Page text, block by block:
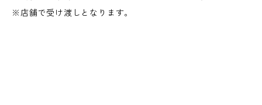
※店舗で受け渡しとなります。